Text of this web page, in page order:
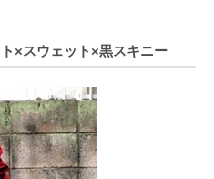
×スウェット×黒スキニー